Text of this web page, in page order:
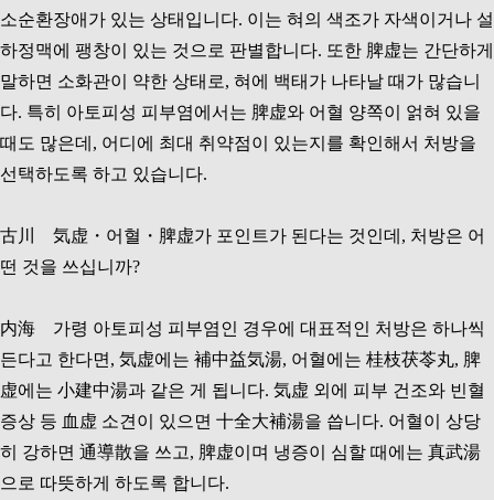
소순환장애가 있는 상태입니다. 이는 혀의 색조가 자색이거나 설
하정맥에 팽창이 있는 것으로 판별합니다. 또한 脾虚는 간단하게
말하면 소화관이 약한 상태로, 혀에 백태가 나타날 때가 많습니
다. 특히 아토피성 피부염에서는 脾虚와 어혈 양쪽이 얽혀 있을
때도 많은데, 어디에 최대 취약점이 있는지를 확인해서 처방을
선택하도록 하고 있습니다.
古川 気虚・어혈・脾虚가 포인트가 된다는 것인데, 처방은 어
떤 것을 쓰십니까?
内海 가령 아토피성 피부염인 경우에 대표적인 처방은 하나씩
든다고 한다면, 気虚에는 補中益気湯, 어혈에는 桂枝茯苓丸, 脾
虚에는 小建中湯과 같은 게 됩니다. 気虚 외에 피부 건조와 빈혈
증상 등 血虚 소견이 있으면 十全大補湯을 씁니다. 어혈이 상당
히 강하면 通導散을 쓰고, 脾虚이며 냉증이 심할 때에는 真武湯
으로 따뜻하게 하도록 합니다.